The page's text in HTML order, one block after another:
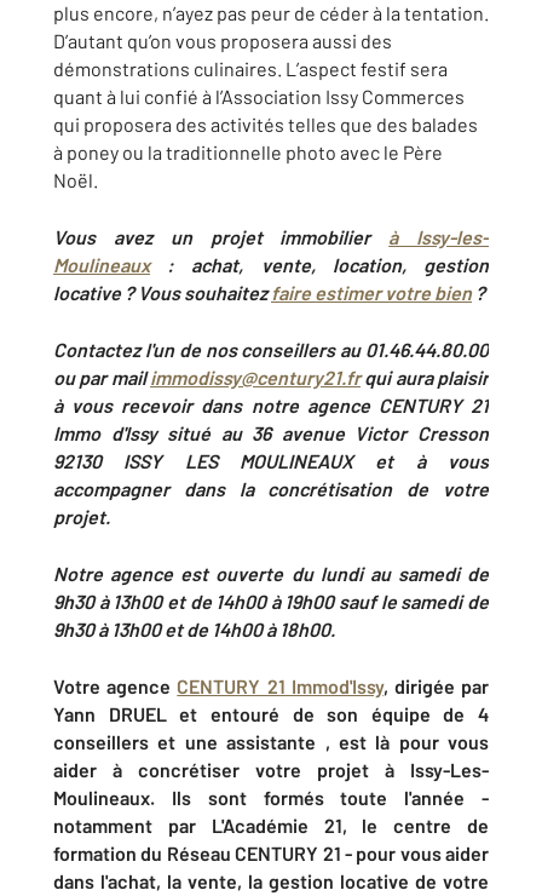
plus encore, n’ayez pas peur de céder à la tentation.
D’autant qu’on vous proposera aussi des
démonstrations culinaires. L’aspect festif sera
quant à lui confié à l’Association Issy Commerces
qui proposera des activités telles que des balades
à poney ou la traditionnelle photo avec le Père
Noël.
Vous avez un projet immobilier à Issy-les-
Moulineaux
: achat, vente, location, gestion
locative ? Vous souhaitezfaire estimer votre bien?
Contactez l'un de nos conseillers au 01.46.44.80.00
ou par mailimmodissy@century21.frqui aura plaisir
à vous recevoir dans notre agence CENTURY 21
Immo d'Issy situé au 36 avenue Victor Cresson
92130 ISSY LES MOULINEAUX et à vous
accompagner dans la concrétisation de votre
projet.
Notre agence est ouverte du lundi au samedi de
9h30 à 13h00 et de 14h00 à 19h00 sauf le samedi de
9h30 à 13h00 et de 14h00 à 18h00.
Votre agence CENTURY 21 Immod'Issy, dirigée par
Yann DRUEL et entouré de son équipe de 4
conseillers et une assistante , est là pour vous
aider à concrétiser votre projet à Issy-Les-
Moulineaux. Ils sont formés toute l'année -
notamment par L'Académie 21, le centre de
formation du Réseau CENTURY 21 - pour vous aider
dans l'achat, la vente, la gestion locative de votre